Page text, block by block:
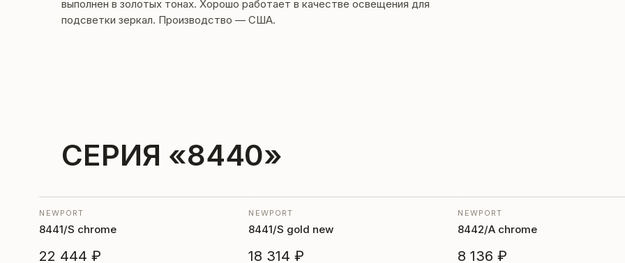
выполнен в золотых тонах. Хорошо работает в качестве освещения для
подсветки зеркал. Производство — США.
СЕРИЯ «8440»
NEWPORT
8441/S chrome
22 444 ₽
NEWPORT
8441/S gold new
18 314 ₽
NEWPORT
8442/A chrome
8 136 ₽